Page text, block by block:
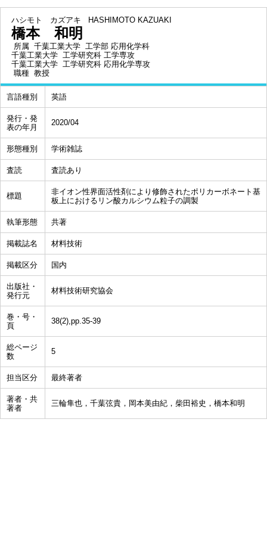
ハシモト カズアキ HASHIMOTO KAZUAKI
橋本 和明
所属 千葉工業大学 工学部 応用化学科
千葉工業大学 工学研究科 工学専攻
千葉工業大学 工学研究科 応用化学専攻
職種 教授
言語種別 英語
発行・発
表の年月
2020/04
形態種別 学術雑誌
査読 査読あり
標題
非イオン性界面活性剤により修飾されたポリカーボネート基
板上におけるリン酸カルシウム粒子の調製
執筆形態 共著
掲載誌名 材料技術
掲載区分 国内
出版社・
発行元
材料技術研究協会
巻・号・
頁
38(2),pp.35-39
総ページ
数
5
担当区分 最終著者
著者・共
著者
三輪隼也，千葉弦貴，岡本美由紀，柴田裕史，橋本和明